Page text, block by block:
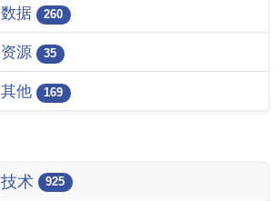
数据 260
资源 35
其他 169
技术 925